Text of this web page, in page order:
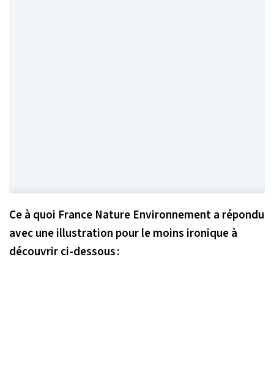
Ce à quoi France Nature Environnement a répondu
avec une illustration pour le moins ironique à
découvrir ci-dessous :